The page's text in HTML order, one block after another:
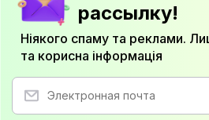
рассылку!
Ніякого спаму та реклами.
та корисна інформація